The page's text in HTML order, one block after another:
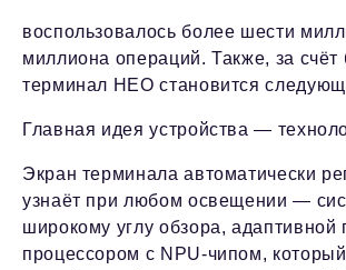
воспользовалось более шести
миллиона операций. Также, за
терминал НЕО становится
Главная идея устройства —
Экран терминала автоматически
узнаёт при любом освещении —
широкому углу обзора,
процессором с NPU-чипом,